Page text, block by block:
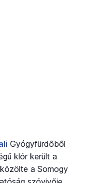
Gyógyfürdőből
klór került a
a Somogy